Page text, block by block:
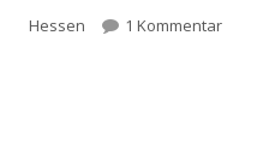
am
Hessen
1 Kommentarzu